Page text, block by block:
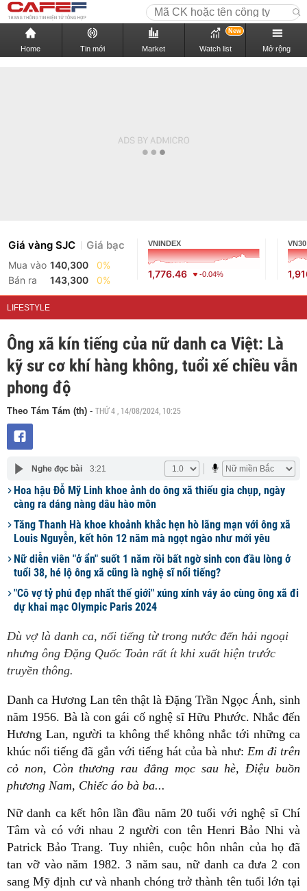
Home Tin mới Market Watch list
New
Mở rộng
Giá vàng SJC Giá bạc
Mua vào 140,300
0%
Bán ra
143,300 0%
VNINDEX
1,776.46 -0.04%
VN30
LIFESTYLE
Ông xã kín tiếng của nữ danh ca Việt: Là
kỹ sư cơ khí hàng không, tuổi xế chiều vẫn
phong độ
Theo Tám Tám (th) - THỨ 4 , 14/08/2024, 10:25
Nghe đọc bài 3:21
Hoa hậu Đỗ Mỹ Linh khoe ảnh do ông xã thiếu gia chụp, ngày
càng ra dáng nàng dâu hào môn
Tăng Thanh Hà khoe khoảnh khắc hẹn hò lãng mạn với ông xã
Louis Nguyễn, kết hôn 12 năm mà ngọt ngào như mới yêu
Nữ diễn viên "ở ẩn" suốt 1 năm rồi bất ngờ sinh con đầu lòng ở
tuổi 38, hé lộ ông xã cũng là nghệ sĩ nổi tiếng?
"Cô vợ tỷ phú đẹp nhất thế giới" xúng xính váy áo cùng ông xã đi
dự khai mạc Olympic Paris 2024
Dù vợ là danh ca, nổi tiếng từ trong nước đến hải ngoại
nhưng ông Đặng Quốc Toản rất ít khi xuất hiện trước
truyền thông.
Danh ca Hương Lan tên thật là Đặng Trần Ngọc Ánh, sinh
năm 1956. Bà là con gái cố nghệ sĩ Hữu Phước. Nhắc đến
Hương Lan, người ta không thể không nhắc tới những ca
khúc nổi tiếng đã gắn với tiếng hát của bà như: Em đi trên
cỏ non, Còn thương rau đắng mọc sau hè, Điệu buồn
phương Nam, Chiếc áo bà ba...
Nữ danh ca kết hôn lần đầu năm 20 tuổi với nghệ sĩ Chí
Tâm và có với nhau 2 người con tên Henri Bảo Nhi và
Patrick Bảo Trang. Tuy nhiên, cuộc hôn nhân của họ đã
tan vỡ vào năm 1982. 3 năm sau, nữ danh ca đưa 2 con
sang Mỹ định cư và nhanh chóng trở thành tên tuổi lớn tại